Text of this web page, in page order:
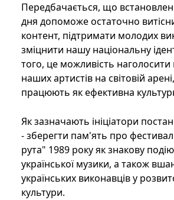
Передбачається, що
дня допоможе остаточно
контент, підтримати молодих
зміцнити нашу національну
того, це можливість наголосити
наших артистів на світовій
працюють як ефективна
Як зазначають ініціатори
- зберегти пам'ять про
рута" 1989 року як знакову подію
української музики, а також
українських виконавців у
культури.